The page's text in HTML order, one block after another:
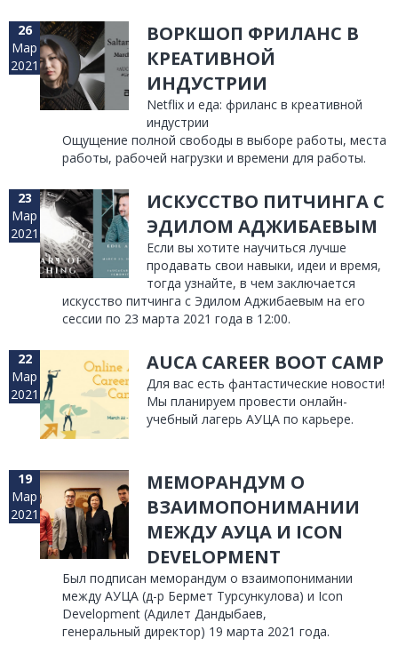
26
Мар
2021
ВОРКШОП ФРИЛАНС В
КРЕАТИВНОЙ
ИНДУСТРИИ
Netflix и еда: фриланс в креативной
индустрии
Ощущение полной свободы в выборе работы, места
работы, рабочей нагрузки и времени для работы.
23
Мар
2021
ИСКУССТВО ПИТЧИНГА С
ЭДИЛОМ АДЖИБАЕВЫМ
Если вы хотите научиться лучше
продавать свои навыки, идеи и время,
тогда узнайте, в чем заключается
искусство питчинга с Эдилом Аджибаевым на его
сессии по 23 марта 2021 года в 12:00.
22
Мар
2021
AUCA CAREER BOOT CAMP
Для вас есть фантастические новости!
Мы планируем провести онлайн-
учебный лагерь АУЦА по карьере.
19
Мар
2021
МЕМОРАНДУМ О
ВЗАИМОПОНИМАНИИ
МЕЖДУ АУЦА И ICON
DEVELOPMENT
Был подписан меморандум о взаимопонимании
между АУЦА (д-р Бермет Турсункулова) и Icon
Development (Адилет Дандыбаев,
генеральный директор) 19 марта 2021 года.